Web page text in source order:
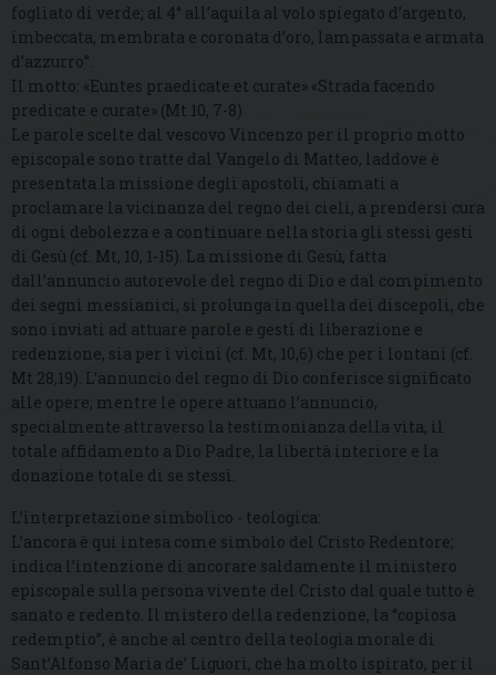
fogliato di verde; al 4° all’aquila al volo spiegato d’argento,
imbeccata, membrata e coronata d’oro, lampassata e armata
d’azzurro”.
Il motto: «Euntes praedicate et curate» «Strada facendo
predicate e curate» (Mt 10, 7-8)
Le parole scelte dal vescovo Vincenzo per il proprio motto
episcopale sono tratte dal Vangelo di Matteo, laddove è
presentata la missione degli apostoli, chiamati a
proclamare la vicinanza del regno dei cieli, a prendersi cura
di ogni debolezza e a continuare nella storia gli stessi gesti
di Gesù (cf. Mt, 10, 1-15). La missione di Gesù, fatta
dall’annuncio autorevole del regno di Dio e dal compimento
dei segni messianici, si prolunga in quella dei discepoli, che
sono inviati ad attuare parole e gesti di liberazione e
redenzione, sia per i vicini (cf. Mt, 10,6) che per i lontani (cf.
Mt 28,19). L’annuncio del regno di Dio conferisce significato
alle opere; mentre le opere attuano l’annuncio,
specialmente attraverso la testimonianza della vita, il
totale affidamento a Dio Padre, la libertà interiore e la
donazione totale di se stessi.
L’interpretazione simbolico - teologica:
L’ancora è qui intesa come simbolo del Cristo Redentore;
indica l’intenzione di ancorare saldamente il ministero
episcopale sulla persona vivente del Cristo dal quale tutto è
sanato e redento. Il mistero della redenzione, la “copiosa
redemptio”, è anche al centro della teologia morale di
Sant’Alfonso Maria de’ Liguori, che ha molto ispirato, per il